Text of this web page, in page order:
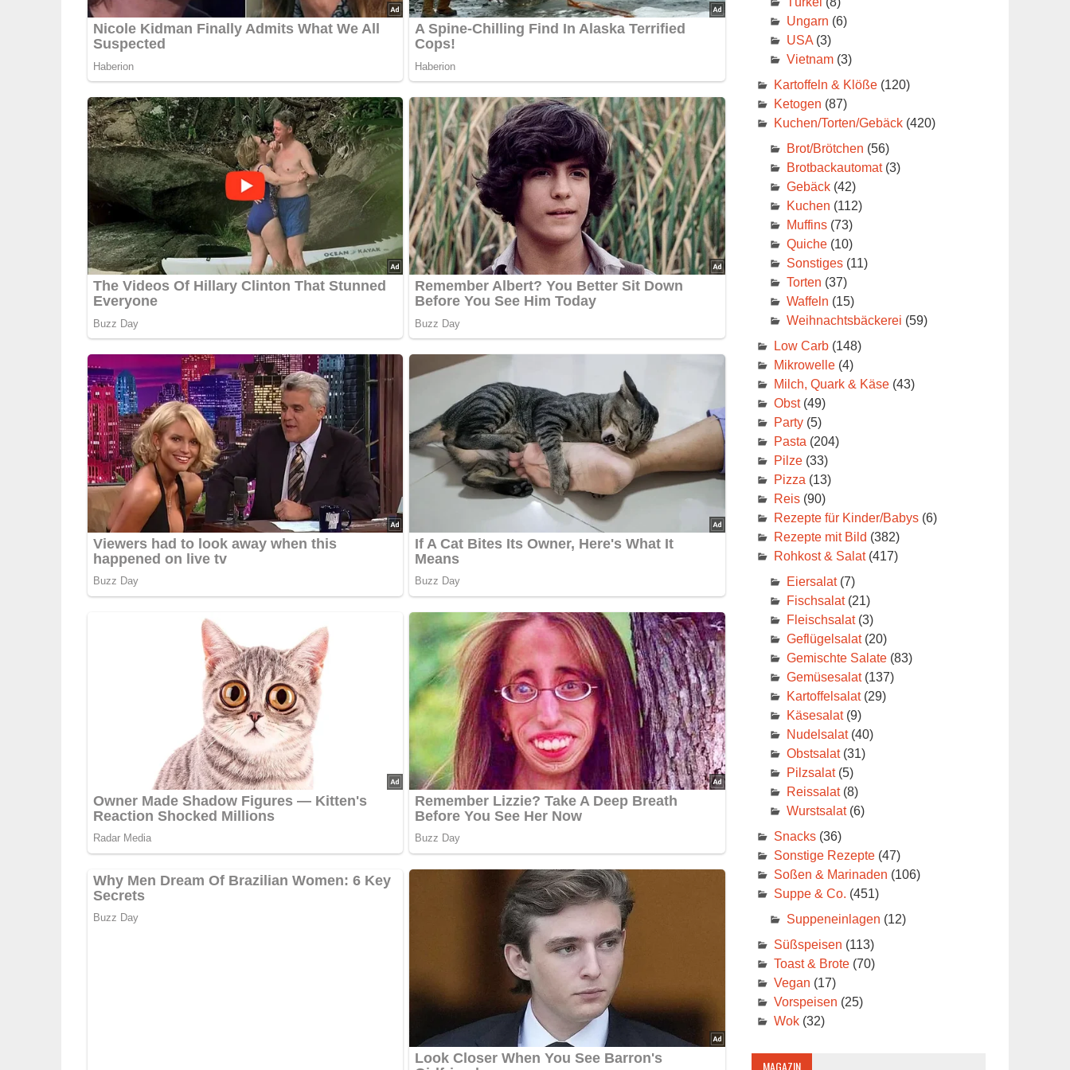
Ungarn (6)
USA(3)
Vietnam(3)
Kartoffeln & Klöße(120)
Ketogen (87)
Kuchen/Torten/Gebäck(420)
Brot/Brötchen (56)
Brotbackautomat(3)
Gebäck(42)
Kuchen (112)
Muffins(73)
Quiche(10)
Sonstiges(11)
Torten (37)
Waffeln (15)
Weihnachtsbäckerei (59)
Low Carb(148)
Mikrowelle(4)
Milch, Quark & Käse(43)
Obst(49)
Party(5)
Pasta (204)
Pilze(33)
Pizza (13)
Reis(90)
Rezepte für Kinder/Babys(6)
Rezepte mit Bild (382)
Rohkost & Salat(417)
Eiersalat(7)
Fischsalat(21)
Fleischsalat(3)
Geflügelsalat(20)
Gemischte Salate(83)
Gemüsesalat(137)
Kartoffelsalat(29)
Käsesalat(9)
Nudelsalat(40)
Obstsalat(31)
Pilzsalat(5)
Reissalat(8)
Wurstsalat(6)
Snacks(36)
Sonstige Rezepte(47)
Soßen & Marinaden (106)
Suppe & Co. (451)
Suppeneinlagen (12)
Süßspeisen (113)
Toast & Brote(70)
Vegan (17)
Vorspeisen (25)
Wok(32)